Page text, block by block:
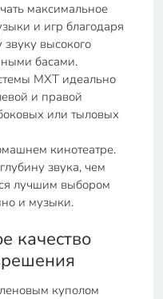
максимальное
и игр благодаря
высокого
басами.
MXT идеально
и правой
или тыловых
кинотеатре.
звука, чем
лучшим выбором
и музыки.
качество
куполом